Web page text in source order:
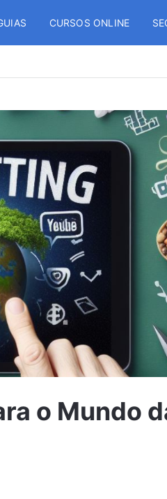
CURSOS ONLINE
o Mundo